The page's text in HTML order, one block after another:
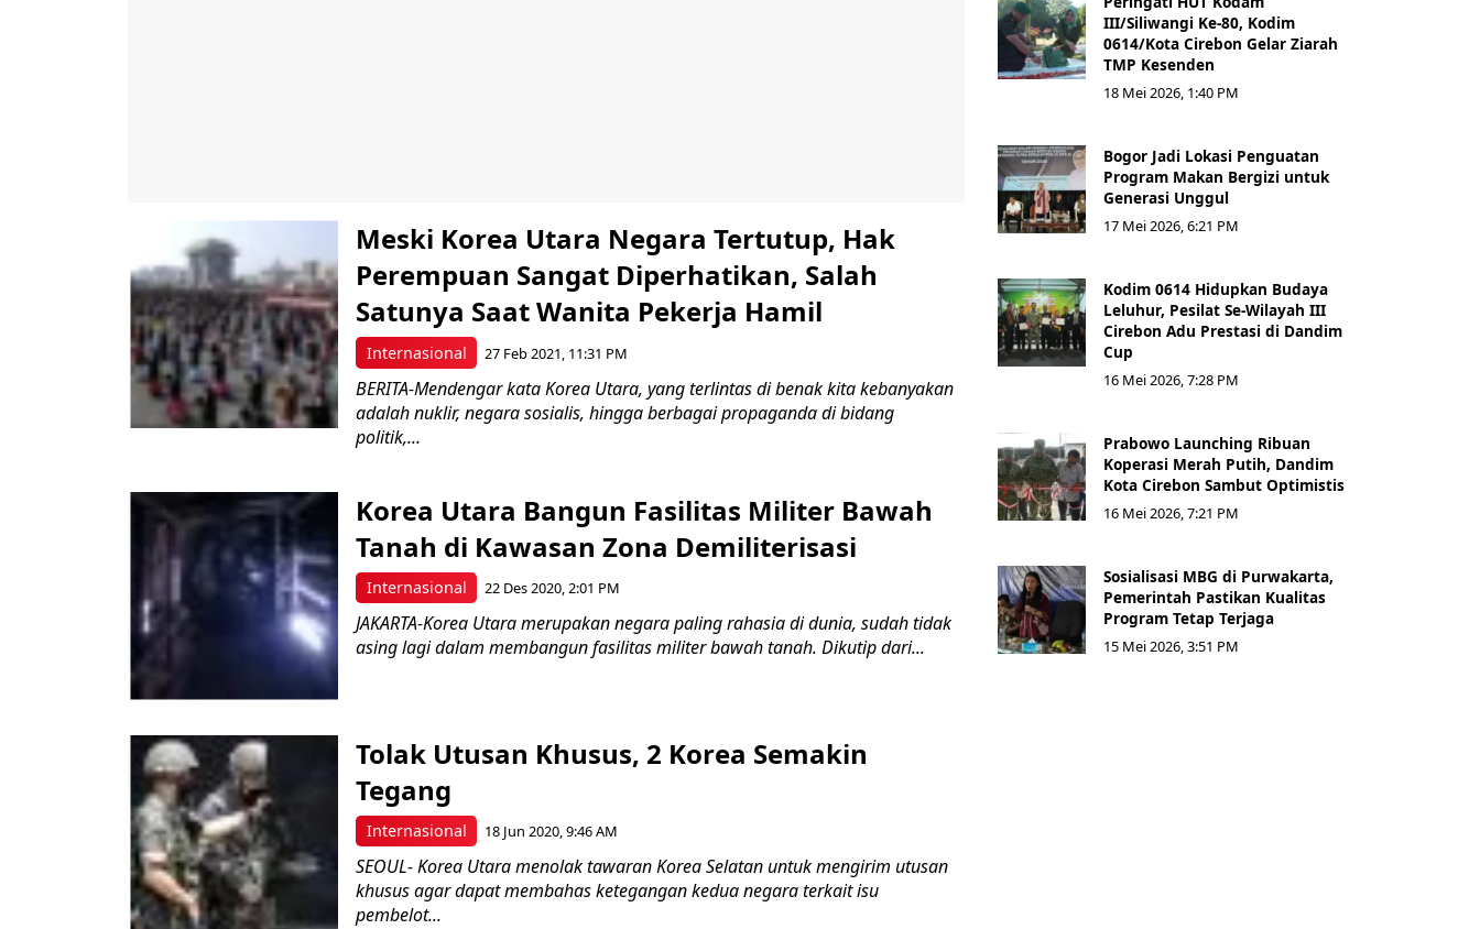
Internasional
Meski Korea Utara Negara Tertutup, Hak
Perempuan Sangat Diperhatikan, Salah
Satunya Saat Wanita Pekerja Hamil
27 Feb 2021, 11:31 PM
BERITA-Mendengar kata Korea Utara, yang terlintas di benak kita kebanyakan
adalah nuklir, negara sosialis, hingga berbagai propaganda di bidang
politik,...
Internasional
Korea Utara Bangun Fasilitas Militer Bawah
Tanah di Kawasan Zona Demiliterisasi
22 Des 2020, 2:01 PM
JAKARTA-Korea Utara merupakan negara paling rahasia di dunia, sudah tidak
asing lagi dalam membangun fasilitas militer bawah tanah. Dikutip dari...
Internasional
Tolak Utusan Khusus, 2 Korea Semakin
Tegang
18 Jun 2020, 9:46 AM
SEOUL- Korea Utara menolak tawaran Korea Selatan untuk mengirim utusan
khusus agar dapat membahas ketegangan kedua negara terkait isu
pembelot...
III/Siliwangi Ke-80, Kodim
0614/Kota Cirebon Gelar Ziarah
TMP Kesenden
18 Mei 2026, 1:40 PM
Bogor Jadi Lokasi Penguatan
Program Makan Bergizi untuk
Generasi Unggul
17 Mei 2026, 6:21 PM
Kodim 0614 Hidupkan Budaya
Leluhur, Pesilat Se-Wilayah III
Cirebon Adu Prestasi di Dandim
Cup
16 Mei 2026, 7:28 PM
Prabowo Launching Ribuan
Koperasi Merah Putih, Dandim
Kota Cirebon Sambut Optimistis
16 Mei 2026, 7:21 PM
Sosialisasi MBG di Purwakarta,
Pemerintah Pastikan Kualitas
Program Tetap Terjaga
15 Mei 2026, 3:51 PM